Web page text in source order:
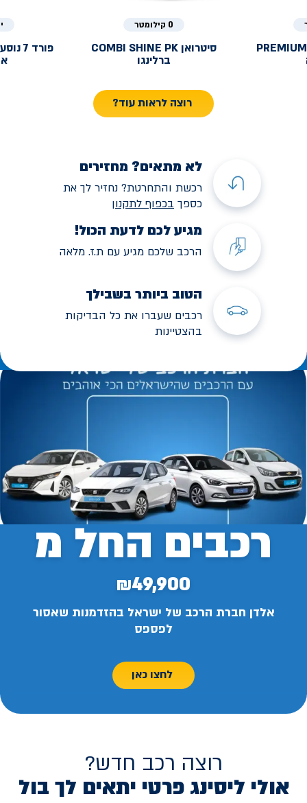
0 קילומטר
סיטרואן COMBI SHINE PK
ברלינגו
פורד
רוצה לראות עוד?
לא מתאים? מחזירים
רכשת והתחרטת? נחזיר לך את
כספך בכפוף לתקנון
מגיע לכם לדעת הכול!
הרכב שלכם מגיע עם ת.ז. מלאה
הטוב ביותר בשבילך
רכבים שעברו את כל הבדיקות
בהצטיינות
רכבים החל מ
₪49,900
אלדן חברת הרכב של ישראל בהזדמנות שאסור
לפספס
לחצו כאן
רוצה רכב חדש?
אולי ליסינג פרטי יתאים לך בול